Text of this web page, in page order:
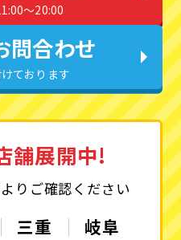
〜20:00
問合わせ
ております
舗展開中!
りご確認ください
三重
岐阜